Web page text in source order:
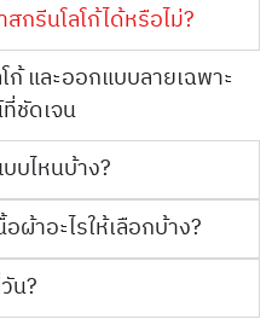
กรีนโลโก้ได้หรือไม่?
ก้ และออกแบบลายเฉพาะ
ชัดเจน
บไหนบ้าง?
ผ้าอะไรให้เลือกบ้าง?
น?